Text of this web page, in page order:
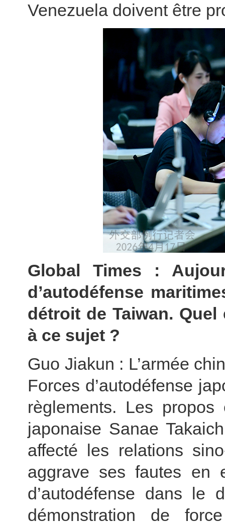
Venezuela doivent être
Global Times :
d’autodéfense
détroit de Taiwan.
à ce sujet ?
Guo Jiakun : L’armée
Forces d’autodéfense
règlements. Les
japonaise Sanae
affecté les relations
aggrave ses fautes en
d’autodéfense dans le
démonstration de